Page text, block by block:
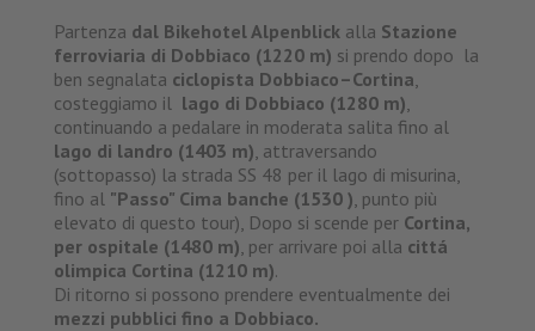
Partenza dal Bikehotel Alpenblick alla Stazione
ferroviaria di Dobbiaco (1220 m) si prendo dopo la
ben segnalata ciclopista Dobbiaco–Cortina
costeggiamo il lago di Dobbiaco (1280 m)
continuando a pedalare in moderata salita fino al
lago di landro (1403 m) , attraversando
(sottopasso) la strada SS 48 per il lago di misurina,
fino al "Passo" Cima banche (1530 ) , punto più
elevato di questo tour), Dopo si scende per Cortina,
per ospitale (1480 m) , per arrivare poi alla cittá
olimpica Cortina (1210 m).
Di ritorno si possono prendere eventualmente dei
mezzi pubblici fino a Dobbiaco.